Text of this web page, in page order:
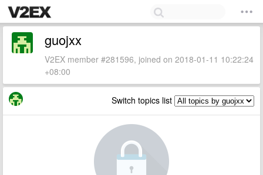
guojxx
V2EX member #281596, joined on 2018-01-11 10:22:24
+08:00
Switch topics list